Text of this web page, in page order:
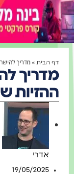
דף הבית»מדריך להישרדות
מדריך
ההזיות
אדרי
19/05/2025